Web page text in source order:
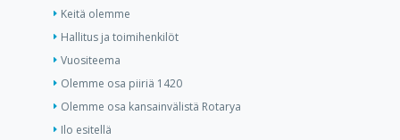
Keitä olemme
Hallitus ja toimihenkilöt
Vuositeema
Olemme osa piiriä 1420
Olemme osa kansainvälistä Rotarya
Ilo esitellä